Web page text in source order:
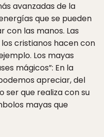
avanzadas de la
que se pueden
las manos. Las
cristianos hacen con
Los mayas
mágicos”: En la
apreciar, del
ser que realiza con su
mayas que